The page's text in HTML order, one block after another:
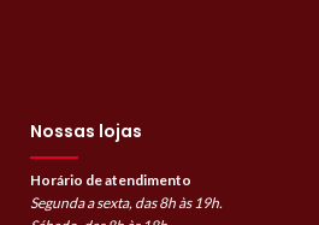
Nossas lojas
Horário de atendimento
Segunda a sexta, das 8h às 19h.